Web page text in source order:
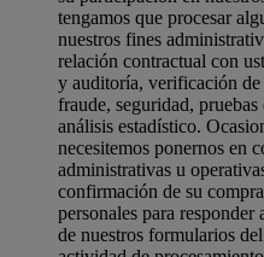
tengamos que procesar
nuestros fines
relación contractual con
y auditoría, verificación de
fraude, seguridad,
análisis estadístico.
necesitemos ponernos en
administrativas u
confirmación de su
personales para responder
de nuestros formularios